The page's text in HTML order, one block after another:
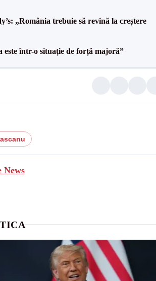
„România trebuie să revină la creștere
într-o situație de forță majoră”
News